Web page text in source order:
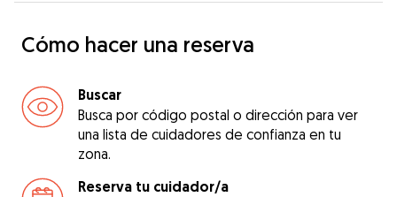
Cómo hacer una reserva
Buscar
Busca por código postal o dirección para ver
una lista de cuidadores de confianza en tu
zona.
Reserva tu cuidador/a